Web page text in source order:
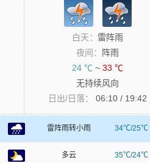
白天： 雷阵雨
夜间：
阵雨
24 ℃ ~ 33 ℃
无持续风向
日出/日落：
06:10 / 19:42
雷阵雨转小雨 34℃/25℃
多云 35℃/24℃